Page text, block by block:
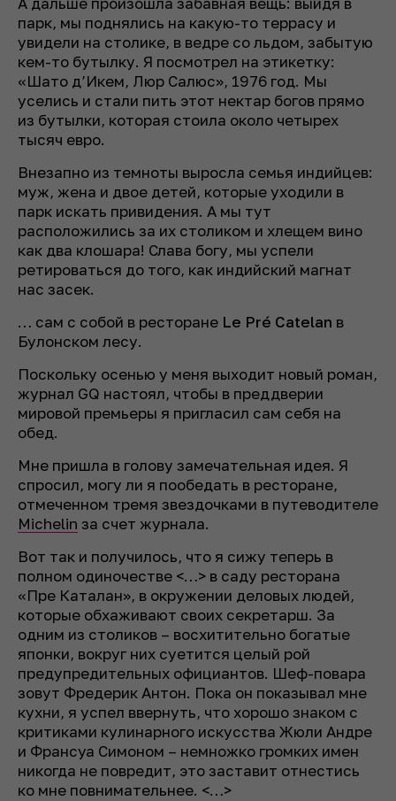
парк, мы поднялись на какую-то террасу и
увидели на столике, в ведре со льдом, забытую
кем-то бутылку. Я посмотрел на этикетку:
«Шато д’Икем, Люр Салюс», 1976 год. Мы
уселись и стали пить этот нектар богов прямо
из бутылки, которая стоила около четырех
тысяч евро.
Внезапно из темноты выросла семья индийцев:
муж, жена и двое детей, которые уходили в
парк искать привидения. А мы тут
расположились за их столиком и хлещем вино
как два клошара! Слава богу, мы успели
ретироваться до того, как индийский магнат
нас засек.
… сам с собой в ресторане Le Pré Catelan в
Булонском лесу.
Поскольку осенью у меня выходит новый роман,
журнал GQ настоял, чтобы в преддверии
мировой премьеры я пригласил сам себя на
обед.
Мне пришла в голову замечательная идея. Я
спросил, могу ли я пообедать в ресторане,
отмеченном тремя звездочками в путеводителе
Michelin за счет журнала.
Вот так и получилось, что я сижу теперь в
полном одиночестве <…> в саду ресторана
«Пре Каталан», в окружении деловых людей,
которые обхаживают своих секретарш. За
одним из столиков – восхитительно богатые
японки, вокруг них суетится целый рой
предупредительных официантов. Шеф-повара
зовут Фредерик Антон. Пока он показывал мне
кухни, я успел ввернуть, что хорошо знаком с
критиками кулинарного искусства Жюли Андре
и Франсуа Симоном – немножко громких имен
никогда не повредит, это заставит отнестись
ко мне повнимательнее. <…>